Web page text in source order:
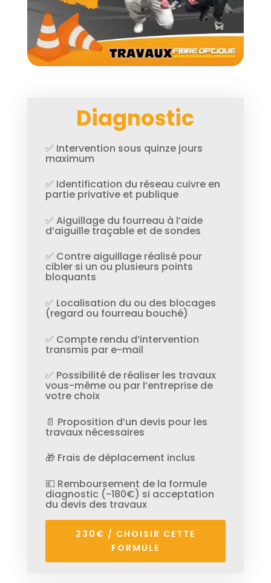
Diagnostic
✅ Intervention sous quinze jours
maximum
✅ Identification du réseau cuivre en
partie privative et publique
✅ Aiguillage du fourreau à l’aide
d’aiguille traçable et de sondes
✅ Contre aiguillage réalisé pour
cibler si un ou plusieurs points
bloquants
✅ Localisation du ou des blocages
(regard ou fourreau bouché)
✅ Compte rendu d’intervention
transmis par e-mail
✅ Possibilité de réaliser les travaux
vous-même ou par l’entreprise de
votre choix
📄 Proposition d’un devis pour les
travaux nécessaires
🎁 Frais de déplacement inclus
💶 Remboursement de la formule
diagnostic (-180€) si acceptation
du devis des travaux
230€ / CHOISIR CETTE
FORMULE